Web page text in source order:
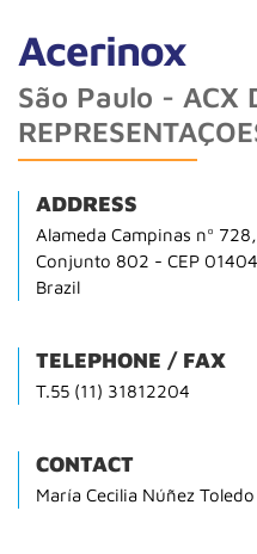
Acerinox
São Paulo - ACX
ADDRESS
Alameda Campinas nº
Conjunto 802 - CEP
Brazil
TELEPHONE / FAX
T.55 (11) 31812204
CONTACT
María Cecilia Núñez Toledo